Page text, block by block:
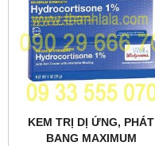
KEM TRỊ DỊ ỨNG, PHÁT
BANG MAXIMUM